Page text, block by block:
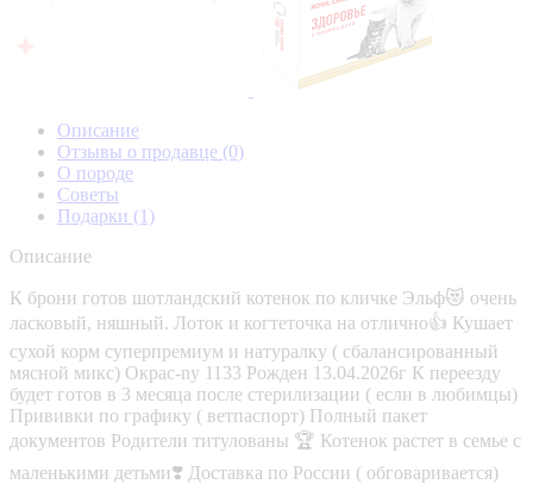
Описание
Отзывы о продавце (0)
О породе
Советы
Подарки (1)
Описание
К брони готов шотландский котенок по кличке Эльф😻 очень
ласковый, няшный. Лоток и когтеточка на отлично👍 Кушает
сухой корм суперпремиум и натуралку ( сбалансированный
мясной микс) Окрас-ny 1133 Рожден 13.04.2026г К переезду
будет готов в 3 месяца после стерилизации ( если в любимцы)
Прививки по графику ( ветпаспорт) Полный пакет
документов Родители титулованы 🏆 Котенок растет в семье с
маленькими детьми❣️ Доставка по России ( обговаривается)